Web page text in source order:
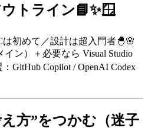
トライン📘✨🪟
初めて／設計は超入門者🐣🌸
イン）＋必要なら Visual Studio
GitHub Copilot / OpenAI Codex
方”をつかむ（迷子